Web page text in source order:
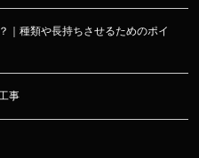
｜種類や長持ちさせるためのポイ
事